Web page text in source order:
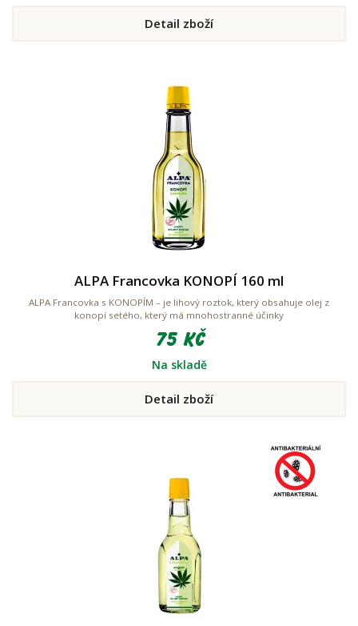
Detail zboží
ALPA Francovka KONOPÍ 160 ml
ALPA Francovka s KONOPÍM – je lihový roztok, který obsahuje olej z
konopí setého, který má mnohostranné účinky
75 Kč
Na skladě
Detail zboží